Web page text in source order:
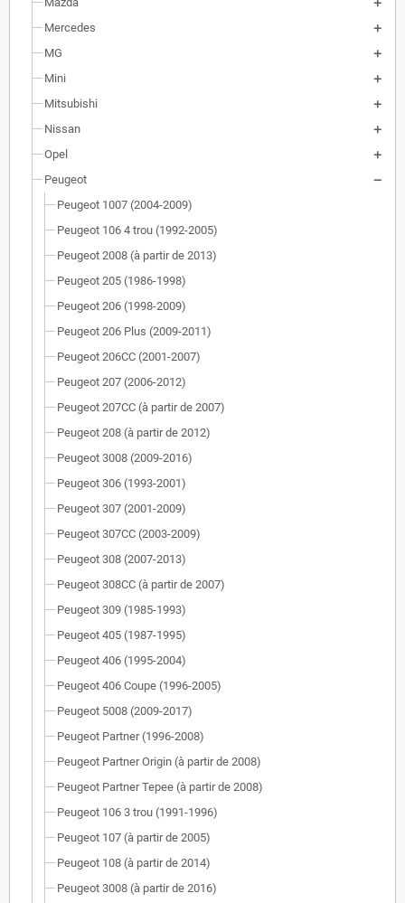
Mercedes
MG
Mini
Mitsubishi
Nissan
Opel
Peugeot
Peugeot 1007 (2004-2009)
Peugeot 106 4 trou (1992-2005)
Peugeot 2008 (à partir de 2013)
Peugeot 205 (1986-1998)
Peugeot 206 (1998-2009)
Peugeot 206 Plus (2009-2011)
Peugeot 206CC (2001-2007)
Peugeot 207 (2006-2012)
Peugeot 207CC (à partir de 2007)
Peugeot 208 (à partir de 2012)
Peugeot 3008 (2009-2016)
Peugeot 306 (1993-2001)
Peugeot 307 (2001-2009)
Peugeot 307CC (2003-2009)
Peugeot 308 (2007-2013)
Peugeot 308CC (à partir de 2007)
Peugeot 309 (1985-1993)
Peugeot 405 (1987-1995)
Peugeot 406 (1995-2004)
Peugeot 406 Coupe (1996-2005)
Peugeot 5008 (2009-2017)
Peugeot Partner (1996-2008)
Peugeot Partner Origin (à partir de 2008)
Peugeot Partner Tepee (à partir de 2008)
Peugeot 106 3 trou (1991-1996)
Peugeot 107 (à partir de 2005)
Peugeot 108 (à partir de 2014)
Peugeot 3008 (à partir de 2016)